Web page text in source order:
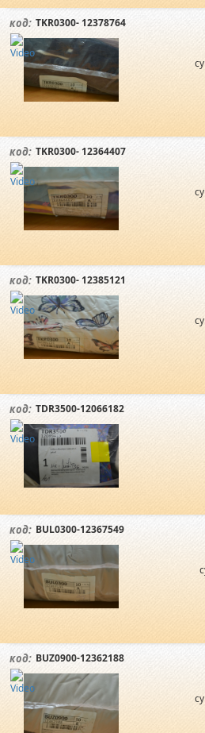
код: TKR0300- 12378764
код: TKR0300- 12364407
код: TKR0300- 12385121
код: TDR3500-12066182
код: BUL0300-12367549
код: BUZ0900-12362188